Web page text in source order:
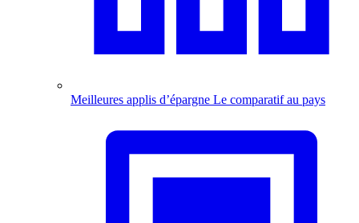
Meilleures applis d’épargne Le comparatif au pays